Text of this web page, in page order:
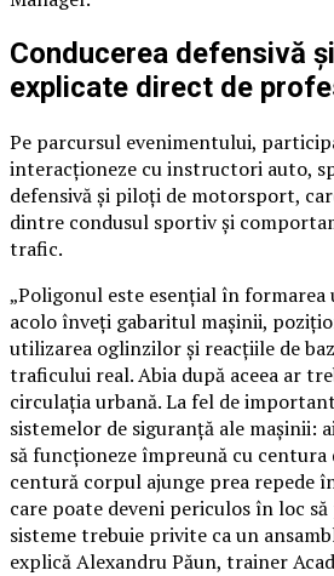
Conducerea defensivă
explicate direct de
Pe parcursul evenimentului,
interacționeze cu instructori auto,
defensivă și piloți de motorsport,
dintre condusul sportiv și
trafic.
„Poligonul este esențial în
acolo înveți gabaritul mașinii,
utilizarea oglinzilor și reacțiile de
traficului real. Abia după aceea ar
circulația urbană. La fel de
sistemelor de siguranță ale mașinii:
să funcționeze împreună cu centura
centură corpul ajunge prea repede
care poate deveni periculos în loc să
sisteme trebuie privite ca un
explică Alexandru Păun, trainer